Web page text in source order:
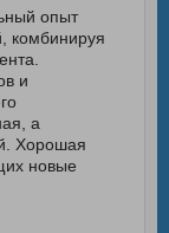
опыт
комбинируя
и
а
Хорошая
новые